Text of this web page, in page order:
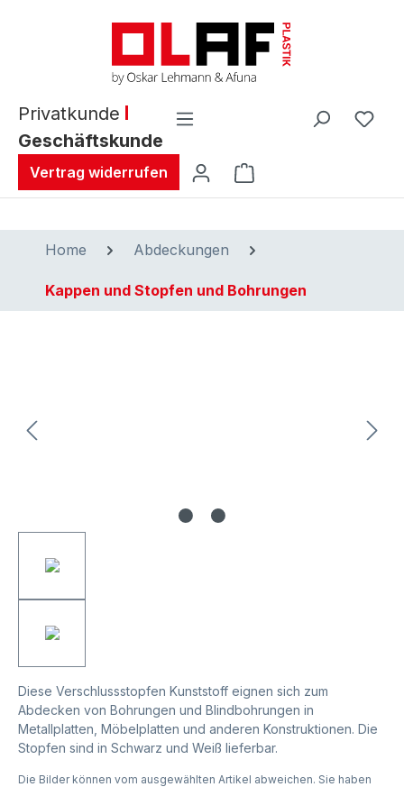
Privatkunde
Geschäftskunde
Vertrag widerrufen Warenkorb enthält
Home Abdeckungen
Kappen und Stopfen und Bohrungen
Diese Verschlussstopfen Kunststoff eignen sich zum
Abdecken von Bohrungen und Blindbohrungen in
Metallplatten, Möbelplatten und anderen Konstruktionen. Die
Stopfen sind in Schwarz und Weiß lieferbar.
Die Bilder können vom ausgewählten Artikel abweichen. Sie haben